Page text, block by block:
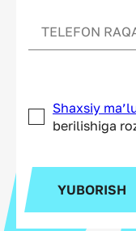
Shaxsiy
berilishiga
YUBORISH